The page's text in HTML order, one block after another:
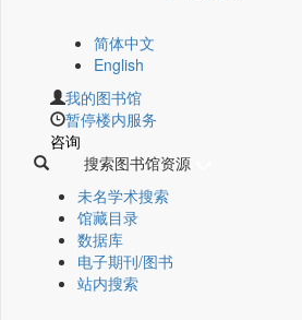
简体中文
English
我的图书馆
暂停楼内服务
咨询
搜索图书馆资源
未名学术搜索
馆藏目录
数据库
电子期刊/图书
站内搜索